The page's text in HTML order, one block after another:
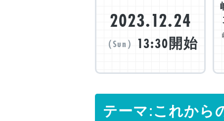
2023.12.24
（Sun） 13:30開始
テーマ:これから